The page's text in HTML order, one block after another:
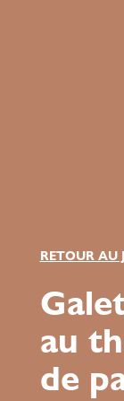
RETOUR AU
au
de